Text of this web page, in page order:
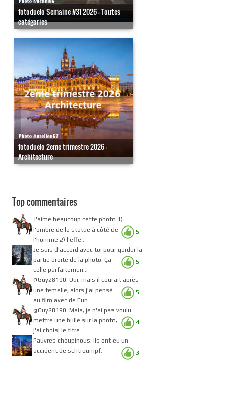
fotoduelo Semaine #31 2026 - Toutes
catégories
fotoduelo 2eme trimestre 2026 -
Architecture
Top commentaires
5
J'aime beaucoup cette photo 1)
l'ombre de la statue à côté de
l'homme 2) l'effe...
5
Je suis d'accord avec toi pour garder la
partie droite de la photo. Ça
colle parfaitemen...
5
@Guy28190: Oui, mais il courait après
une femelle, alors j'ai pensé
au film avec de Fun...
4
@Guy28190: Mais, je n'ai pas voulu
mettre une bulle sur la photo,
j'ai choisi le titre.
3
Pauvres choupinous, ils ont eu un
accident de schtroumpf.